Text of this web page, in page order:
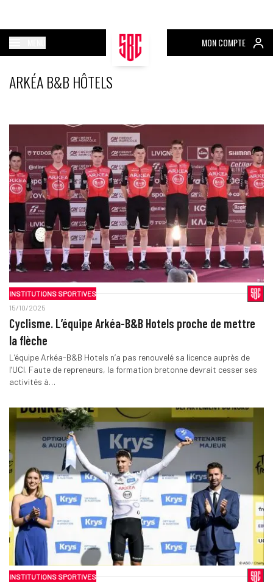
MON COMPTE
ARKÉA B&B HÔTELS
INSTITUTIONS SPORTIVES
15/10/2025
Cyclisme. L’équipe Arkéa-B&B Hotels proche de mettre
la flèche
L’équipe Arkéa-B&B Hotels n’a pas renouvelé sa licence auprès de
l’UCI. Faute de repreneurs, la formation bretonne devrait cesser ses
activités à…
INSTITUTIONS SPORTIVES